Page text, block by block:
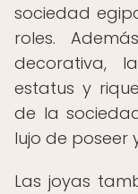
sociedad
roles.
decorativa,
estatus y
de la
lujo de poseer
Las joyas